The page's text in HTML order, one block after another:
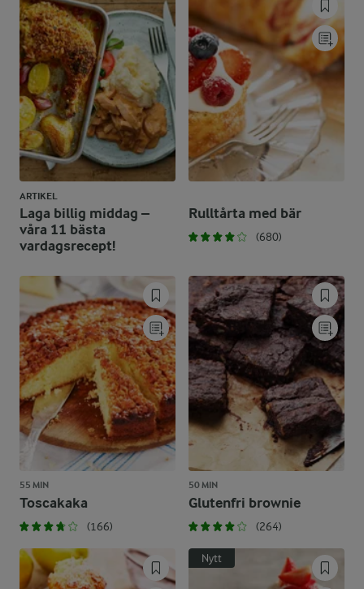
ARTIKEL
Laga billig middag –
våra 11 bästa
vardagsrecept!
Rulltårta med bär
(680)
55 MIN
Toscakaka
(166)
50 MIN
Glutenfri brownie
(264)
Nytt